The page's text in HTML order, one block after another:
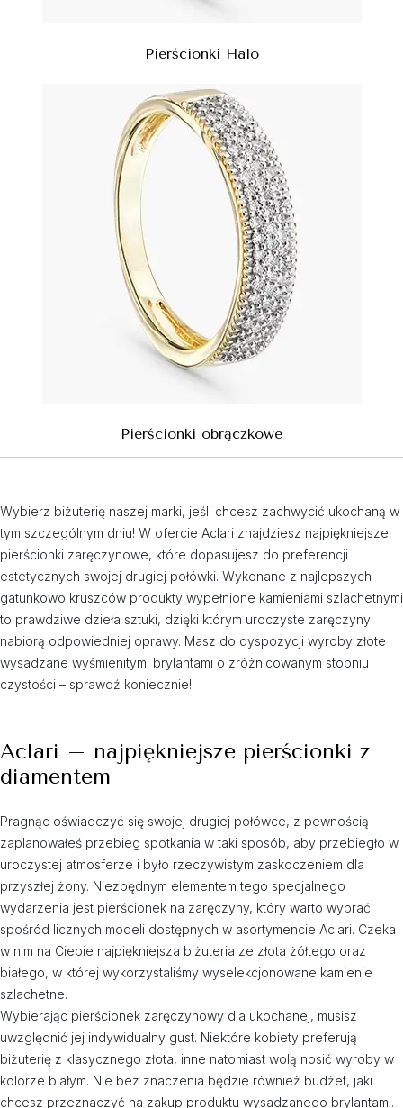
Pierścionki Halo
Pierścionki obrączkowe
Wybierz biżuterię naszej marki, jeśli chcesz zachwycić ukochaną w
tym szczególnym dniu! W ofercie Aclari znajdziesz najpiękniejsze
pierścionki zaręczynowe, które dopasujesz do preferencji
estetycznych swojej drugiej połówki. Wykonane z najlepszych
gatunkowo kruszców produkty wypełnione kamieniami szlachetnymi
to prawdziwe dzieła sztuki, dzięki którym uroczyste zaręczyny
nabiorą odpowiedniej oprawy. Masz do dyspozycji wyroby złote
wysadzane wyśmienitymi brylantami o zróżnicowanym stopniu
czystości – sprawdź koniecznie!
Aclari – najpiękniejsze pierścionki z
diamentem
Pragnąc oświadczyć się swojej drugiej połówce, z pewnością
zaplanowałeś przebieg spotkania w taki sposób, aby przebiegło w
uroczystej atmosferze i było rzeczywistym zaskoczeniem dla
przyszłej żony. Niezbędnym elementem tego specjalnego
wydarzenia jest pierścionek na zaręczyny, który warto wybrać
spośród licznych modeli dostępnych w asortymencie Aclari. Czeka
w nim na Ciebie najpiękniejsza biżuteria ze złota żółtego oraz
białego, w której wykorzystaliśmy wyselekcjonowane kamienie
szlachetne.
Wybierając pierścionek zaręczynowy dla ukochanej, musisz
uwzględnić jej indywidualny gust. Niektóre kobiety preferują
biżuterię z klasycznego złota, inne natomiast wolą nosić wyroby w
kolorze białym. Nie bez znaczenia będzie również budżet, jaki
chcesz przeznaczyć na zakup produktu wysadzanego brylantami.